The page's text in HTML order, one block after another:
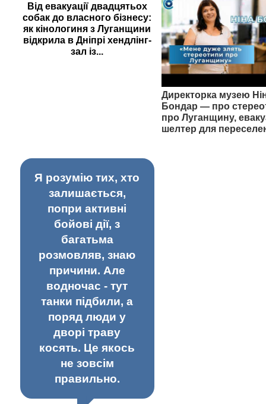
Від евакуації двадцятьох
собак до власного бізнесу:
як кінологиня з Луганщини
відкрила в Дніпрі хендлінг-
зал із...
Директорка музею
Бондар — про
про Луганщину,
шелтер для
Я розумію тих, хто
залишається,
попри активні
бойові дії, з
багатьма
розмовляв, знаю
причини. Але
водночас - тут
танки підбили, а
поряд люди у
дворі траву
косять. Це якось
не зовсім
правильно.